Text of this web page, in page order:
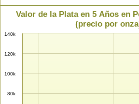
Valor de la Plata en 5 Años en
(precio por
80k
100k
120k
140k